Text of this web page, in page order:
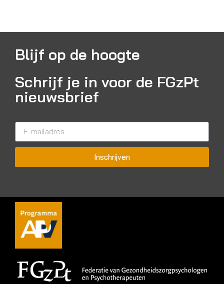
Blijf op de hoogte
Schrijf je in voor de FGzPt
nieuwsbrief
Inschrijven